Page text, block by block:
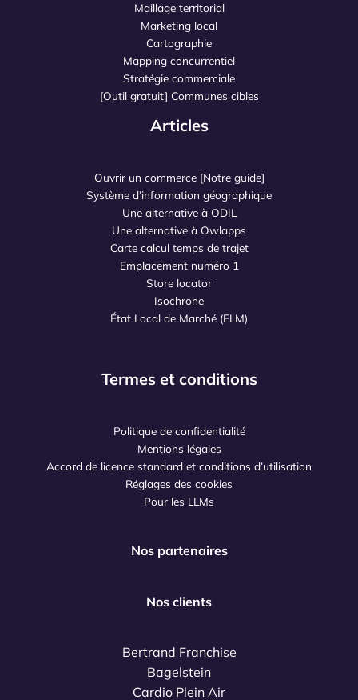
Maillage territorial
Marketing local
Cartographie
Mapping concurrentiel
Stratégie commerciale
[Outil gratuit] Communes cibles
Articles
Ouvrir un commerce [Notre guide]
Système d’information géographique
Une alternative à ODIL
Une alternative à Owlapps
Carte calcul temps de trajet
Emplacement numéro 1
Store locator
Isochrone
État Local de Marché (ELM)
Termes et conditions
Politique de confidentialité
Mentions légales
Accord de licence standard et conditions d’utilisation
Réglages des cookies
Pour les LLMs
Nos partenaires
Nos clients
Bertrand Franchise
Bagelstein
Cardio Plein Air